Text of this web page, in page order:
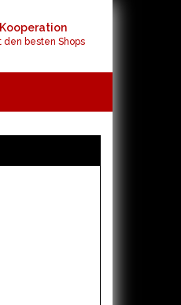
Kooperation
den besten Shops